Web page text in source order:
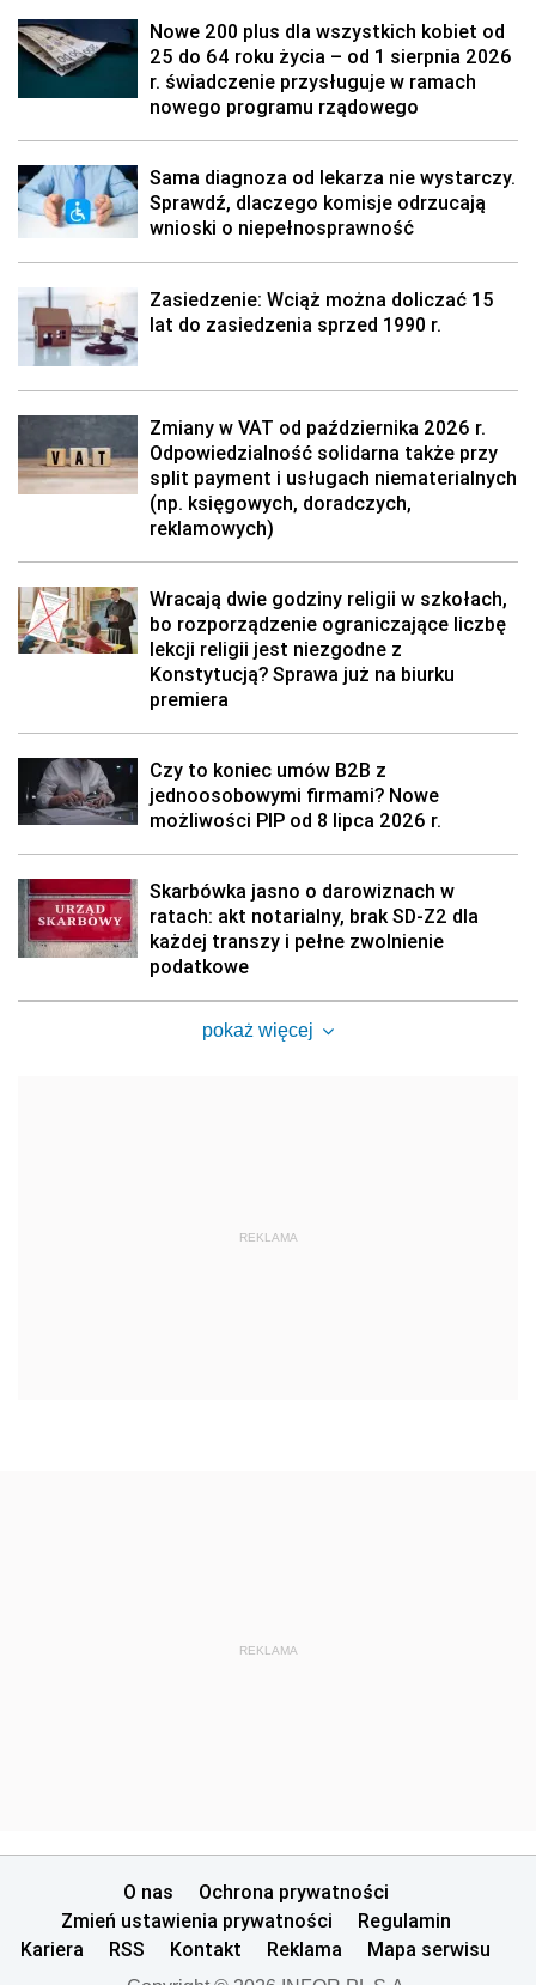
Nowe 200 plus dla wszystkich kobiet od
25 do 64 roku życia – od 1 sierpnia 2026
r. świadczenie przysługuje w ramach
nowego programu rządowego
Sama diagnoza od lekarza nie wystarczy.
Sprawdź, dlaczego komisje odrzucają
wnioski o niepełnosprawność
Zasiedzenie: Wciąż można doliczać 15
lat do zasiedzenia sprzed 1990 r.
Zmiany w VAT od października 2026 r.
Odpowiedzialność solidarna także przy
split payment i usługach niematerialnych
(np. księgowych, doradczych,
reklamowych)
Wracają dwie godziny religii w szkołach,
bo rozporządzenie ograniczające liczbę
lekcji religii jest niezgodne z
Konstytucją? Sprawa już na biurku
premiera
Czy to koniec umów B2B z
jednoosobowymi firmami? Nowe
możliwości PIP od 8 lipca 2026 r.
Skarbówka jasno o darowiznach w
ratach: akt notarialny, brak SD-Z2 dla
każdej transzy i pełne zwolnienie
podatkowe
pokaż więcej
REKLAMA
REKLAMA
O nas
Ochrona prywatności
Zmień ustawienia prywatności
Regulamin
Kariera
RSS Kontakt Reklama Mapa serwisu